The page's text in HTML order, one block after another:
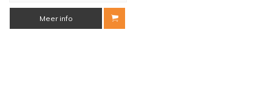
Meer info